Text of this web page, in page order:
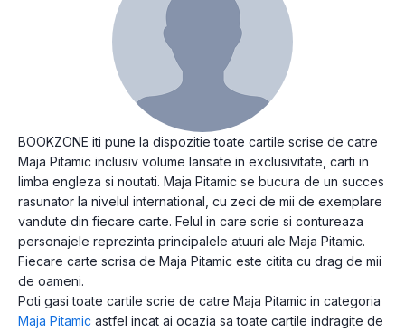
BOOKZONE iti pune la dispozitie toate cartile scrise de catre
Maja Pitamic inclusiv volume lansate in exclusivitate, carti in
limba engleza si noutati. Maja Pitamic se bucura de un succes
rasunator la nivelul international, cu zeci de mii de exemplare
vandute din fiecare carte. Felul in care scrie si contureaza
personajele reprezinta principalele atuuri ale Maja Pitamic.
Fiecare carte scrisa de Maja Pitamic este citita cu drag de mii
de oameni.
Poti gasi toate cartile scrie de catre Maja Pitamic in categoria
Maja Pitamic astfel incat ai ocazia sa toate cartile indragite de